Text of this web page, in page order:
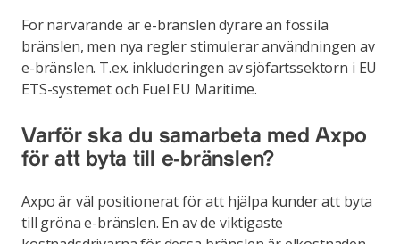
För närvarande är e-bränslen dyrare än fossila
bränslen, men nya regler stimulerar användningen av
e-bränslen. T.ex. inkluderingen av sjöfartssektorn i EU
ETS-systemet och Fuel EU Maritime.
Varför ska du samarbeta med Axpo
för att byta till e-bränslen?
Axpo är väl positionerat för att hjälpa kunder att byta
till gröna e-bränslen. En av de viktigaste